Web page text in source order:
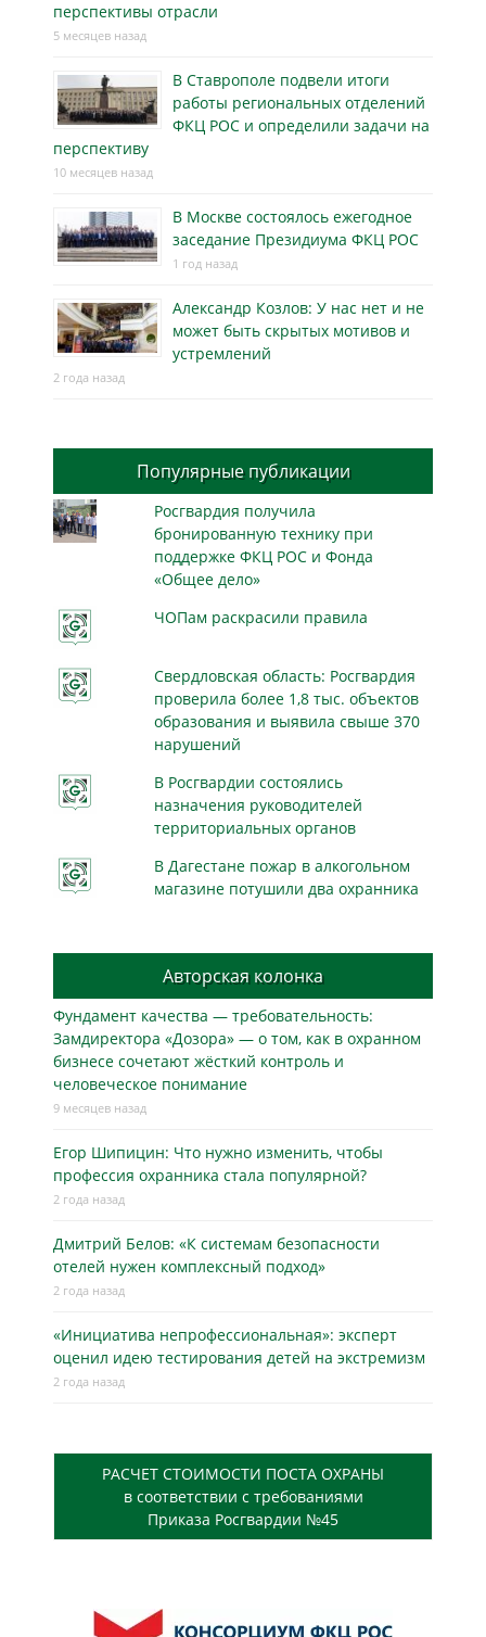
перспективы отрасли
5 месяцев назад
В Ставрополе подвели итоги
работы региональных отделений
ФКЦ РОС и определили задачи на
перспективу
10 месяцев назад
В Москве состоялось ежегодное
заседание Президиума ФКЦ РОС
1 год назад
Александр Козлов: У нас нет и не
может быть скрытых мотивов и
устремлений
2 года назад
Популярные публикации
Росгвардия получила
бронированную технику при
поддержке ФКЦ РОС и Фонда
«Общее дело»
ЧОПам раскрасили правила
Свердловская область: Росгвардия
проверила более 1,8 тыс. объектов
образования и выявила свыше 370
нарушений
В Росгвардии состоялись
назначения руководителей
территориальных органов
В Дагестане пожар в алкогольном
магазине потушили два охранника
Авторская колонка
Фундамент качества — требовательность:
Замдиректора «Дозора» — о том, как в охранном
бизнесe сочетают жёсткий контроль и
человеческое понимание
9 месяцев назад
Егор Шипицин: Что нужно изменить, чтобы
профессия охранника стала популярной?
2 года назад
Дмитрий Белов: «К системам безопасности
отелей нужен комплексный подход»
2 года назад
«Инициатива непрофессиональная»: эксперт
оценил идею тестирования детей на экстремизм
2 года назад
РАСЧЕТ СТОИМОСТИ ПОСТА ОХРАНЫ
в соответствии с требованиями
Приказа Росгвардии №45